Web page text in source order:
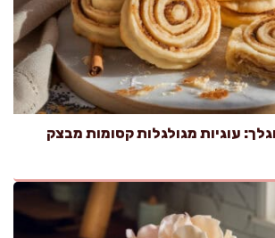
עוגיות מגולגלות קסומות מבצק